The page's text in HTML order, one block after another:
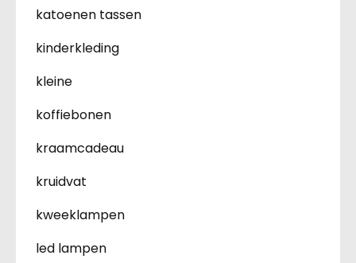
katoenen tassen
kinderkleding
kleine
koffiebonen
kraamcadeau
kruidvat
kweeklampen
led lampen